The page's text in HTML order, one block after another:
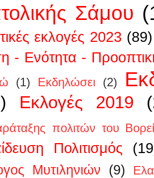
Σάμου
εκλογές 2023 (89)
- Ενότητα -
(1) Εκδηλώσει (2)
Εκλογές 2019
πολιτών του
Πολιτισμός
Μυτιληνιών (9)